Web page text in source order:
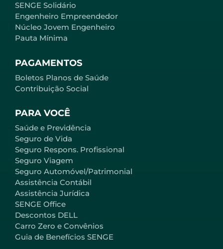
PARA VOCÊ
Saúde e Previdência
Seguro de Vida
Seguro Respons. Profissional
Seguro Viagem
Seguro Automóvel/Patrimonial
Assistência Contábil
Assistência Jurídica
SENGE Office
Descontos DELL
Carro Zero e Convênios
Guia de Benefícios SENGE
SENGE Solidário
Engenheiro Empreendedor
Núcleo Jovem Engenheiro
Pauta Mínima
PAGAMENTOS
Boletos Planos de Saúde
Contribuição Social